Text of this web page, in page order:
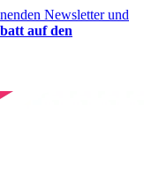
Newsletter und
auf den